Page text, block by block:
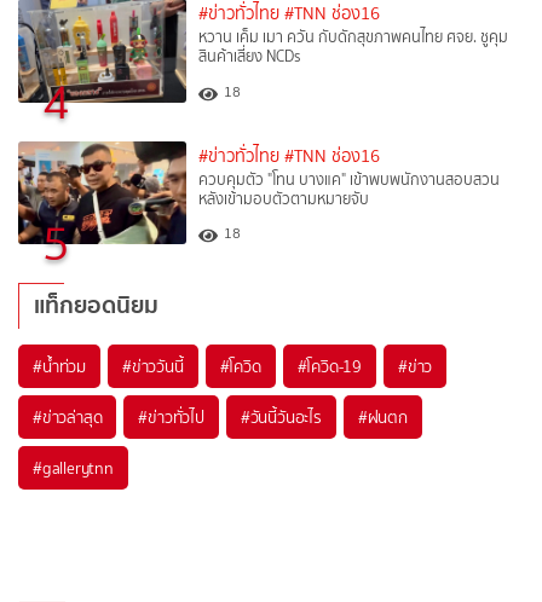
4
#ข่าวทั่วไทย #TNN ช่อง16
หวาน เค็ม เมา ควัน กับดักสุขภาพคนไทย ศจย. ชูคุม
สินค้าเสี่ยง NCDs
18
5
#ข่าวทั่วไทย #TNN ช่อง16
ควบคุมตัว "โทน บางแค" เข้าพบพนักงานสอบสวน
หลังเข้ามอบตัวตามหมายจับ
18
แท็กยอดนิยม
#น้ำท่วม #ข่าววันนี้ #โควิด #โควิด-19 #ข่าว
#ข่าวล่าสุด #ข่าวทั่วไป #วันนี้วันอะไร #ฝนตก
#gallerytnn